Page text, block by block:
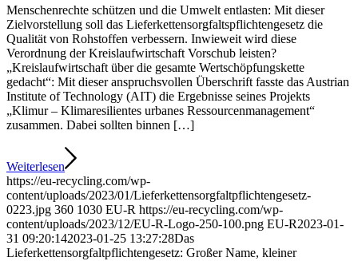
Menschenrechte schützen und die Umwelt entlasten: Mit dieser
Zielvorstellung soll das Lieferkettensorgfaltspflichtengesetz die
Qualität von Rohstoffen verbessern. Inwieweit wird diese
Verordnung der Kreislaufwirtschaft Vorschub leisten?
„Kreislaufwirtschaft über die gesamte Wertschöpfungskette
gedacht“: Mit dieser anspruchsvollen Überschrift fasste das Austrian
Institute of Technology (AIT) die Ergebnisse seines Projekts
„Klimur – Klimaresilientes urbanes Ressourcenmanagement“
zusammen. Dabei sollten binnen […]
Weiterlesen
https://eu-recycling.com/wp-
content/uploads/2023/01/Lieferkettensorgfaltpflichtengesetz-
0223.jpg 360 1030 EU-R https://eu-recycling.com/wp-
content/uploads/2023/12/EU-R-Logo-250-100.png EU-R2023-01-
31 09:20:142023-01-25 13:27:28Das
Lieferkettensorgfaltpflichtengesetz: Großer Name, kleiner